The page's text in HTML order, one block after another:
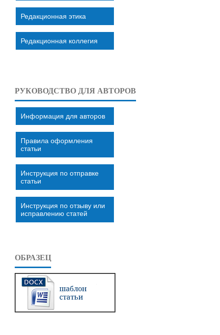
Редакционная этика
Редакционная коллегия
РУКОВОДСТВО ДЛЯ АВТОРОВ
Информация для авторов
Правила оформления
статьи
Инструкция по отправке
статьи
Инструкция по отзыву или
исправлению статей
ОБРАЗЕЦ